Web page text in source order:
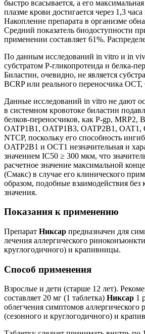
быстро всасывается, а его
плазме крови достигается через 1,3
Накопление препарата в организме
Средний показатель биодоступности
применении составляет 61%.
По данным исследований in vitro и in
субстратом P-гликопротеида и белка-
Биластин, очевидно, не является
BCRP или реального переносчика
Данные исследований in vitro не дают
в системном кровотоке биластин
белков-переносчиков, как P-gp, MRP2,
OATP1B1, OATP1B3, OATP2B1, OAT1,
NTCP, поскольку его способность
OATP2B1 и OCT1 незначительная и
значением IC50 ≥ 300 мкм, что
расчетное значение максимальной
(Cмакс) в случае его клинического
образом, подобные взаимодействия без
значения.
Показания к применению
Препарат Никсар предназначен для
лечения аллергического
круглогодичного) и крапивницы.
Способ применения
Взрослые и дети (старше 12 лет).
составляет 20 мг (1 таблетка) Никсар 1
облегчения симптомов
(сезонного и круглогодичного) и